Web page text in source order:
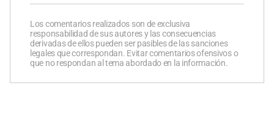
Los comentarios realizados son de exclusiva
responsabilidad de sus autores y las consecuencias
derivadas de ellos pueden ser pasibles de las sanciones
legales que correspondan. Evitar comentarios ofensivos o
que no respondan al tema abordado en la información.